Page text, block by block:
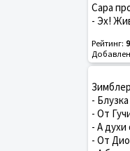
Сара
- Эх!
Рейтинг:
-
- От
- А духи
- От